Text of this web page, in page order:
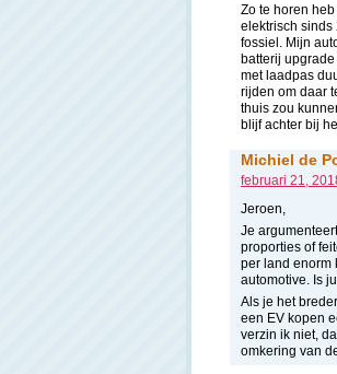
Zo te horen
elektrisch sinds
fossiel. Mijn
batterij
met laadpas
rijden om daar
thuis zou
blijf achter bij
Michiel de
februari 21,
Jeroen,
Je
proporties of
per land enorm
automotive. Is
Als je het
een EV kopen
verzin ik niet,
omkering van